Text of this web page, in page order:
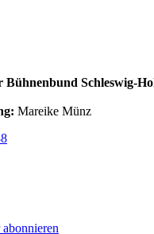
Bühnenbund Schleswig-
Mareike Münz